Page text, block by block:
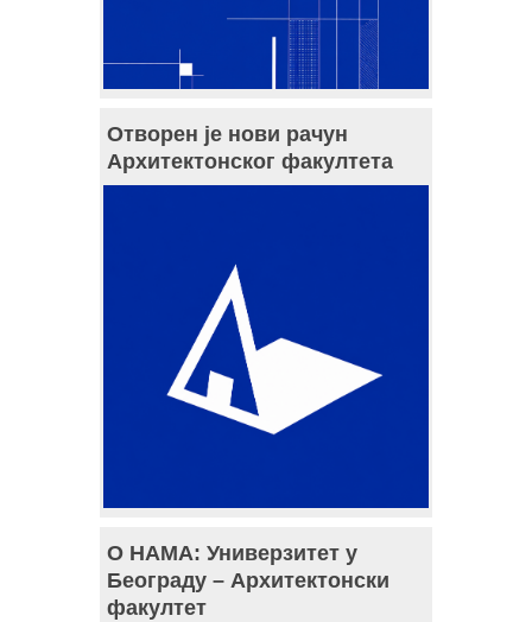
Отворен је нови рачун
Архитектонског факултета
О НАМА: Универзитет у
Београду – Архитектонски
факултет